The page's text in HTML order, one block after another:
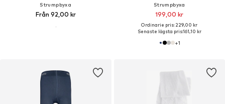
Strumpbyxa
Från 92,00 kr
Strumpbyxa
199,00 kr
Ordinarie pris: 229,00 kr
Senaste lägsta pris:161,10 kr
+1